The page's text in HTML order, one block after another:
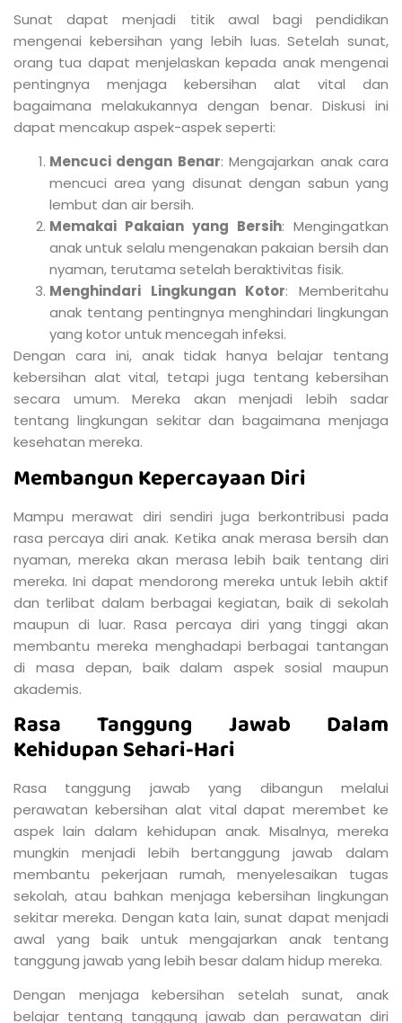
Sunat dapat menjadi titik awal bagi pendidikan
mengenai kebersihan yang lebih luas. Setelah sunat,
orang tua dapat menjelaskan kepada anak mengenai
pentingnya menjaga kebersihan alat vital dan
bagaimana melakukannya dengan benar. Diskusi ini
dapat mencakup aspek-aspek seperti:
Mencuci dengan Benar: Mengajarkan anak cara
mencuci area yang disunat dengan sabun yang
lembut dan air bersih.
Memakai Pakaian yang Bersih: Mengingatkan
anak untuk selalu mengenakan pakaian bersih dan
nyaman, terutama setelah beraktivitas fisik.
Menghindari Lingkungan Kotor: Memberitahu
anak tentang pentingnya menghindari lingkungan
yang kotor untuk mencegah infeksi.
Dengan cara ini, anak tidak hanya belajar tentang
kebersihan alat vital, tetapi juga tentang kebersihan
secara umum. Mereka akan menjadi lebih sadar
tentang lingkungan sekitar dan bagaimana menjaga
kesehatan mereka.
Membangun Kepercayaan Diri
Mampu merawat diri sendiri juga berkontribusi pada
rasa percaya diri anak. Ketika anak merasa bersih dan
nyaman, mereka akan merasa lebih baik tentang diri
mereka. Ini dapat mendorong mereka untuk lebih aktif
dan terlibat dalam berbagai kegiatan, baik di sekolah
maupun di luar. Rasa percaya diri yang tinggi akan
membantu mereka menghadapi berbagai tantangan
di masa depan, baik dalam aspek sosial maupun
akademis.
Rasa Tanggung Jawab Dalam
Kehidupan Sehari-Hari
Rasa tanggung jawab yang dibangun melalui
perawatan kebersihan alat vital dapat merembet ke
aspek lain dalam kehidupan anak. Misalnya, mereka
mungkin menjadi lebih bertanggung jawab dalam
membantu pekerjaan rumah, menyelesaikan tugas
sekolah, atau bahkan menjaga kebersihan lingkungan
sekitar mereka. Dengan kata lain, sunat dapat menjadi
awal yang baik untuk mengajarkan anak tentang
tanggung jawab yang lebih besar dalam hidup mereka.
Dengan menjaga kebersihan setelah sunat, anak
belajar tentang tanggung jawab dan perawatan diri